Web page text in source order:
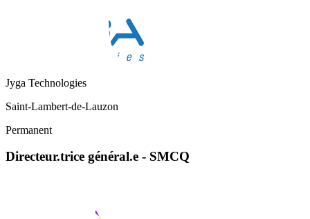
Jyga Technologies
Saint-Lambert-de-Lauzon
Permanent
Directeur.trice général.e - SMCQ